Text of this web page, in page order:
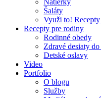
Nátierky
Šaláty
Využi to! Recepty
Recepty pre rodiny
Rodinné obedy
Zdravé desiaty
Detské oslavy
Video
Portfolio
O blogu
Služby